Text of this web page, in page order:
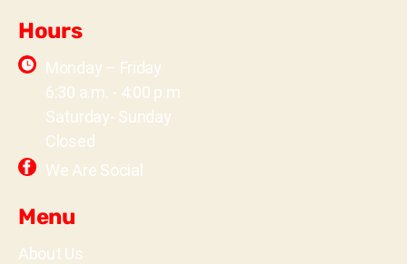
Hours
Monday – Friday
6:30 a.m. - 4:00 p.m
Saturday- Sunday
Closed
We Are Social
Menu
About Us